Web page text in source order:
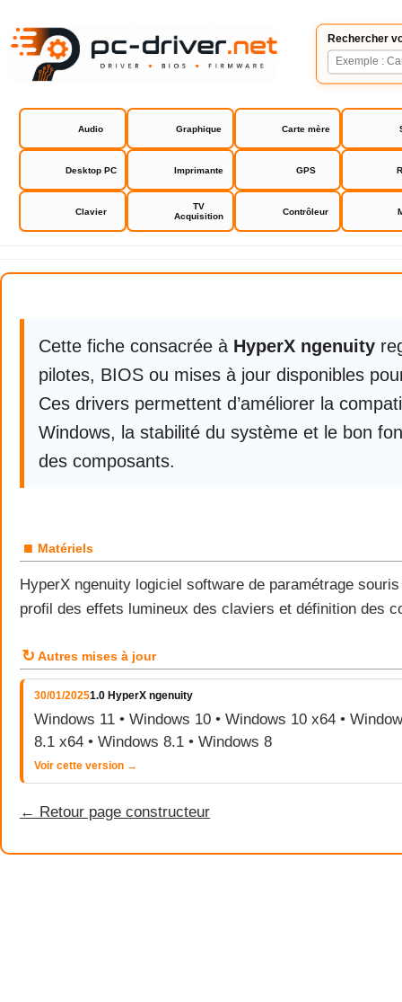
Rechercher
Audio Graphique Carte mère
Desktop PC Imprimante GPS
Clavier
TV
Acquisition
Contrôleur
HyperX ngenuity
Cette fiche consacrée à HyperX ngenuity
pilotes, BIOS ou mises à jour disponibles
Ces drivers permettent d’améliorer la
Windows, la stabilité du système et le bon
des composants.
■ Matériels
HyperX ngenuity logiciel software de paramétrage
profil des effets lumineux des claviers et définition des
↻ Autres mises à jour
30/01/20251.0 HyperX ngenuity
Windows 11 • Windows 10 • Windows 10 x64 •
8.1 x64 • Windows 8.1 • Windows 8
Voir cette version →
← Retour page constructeur